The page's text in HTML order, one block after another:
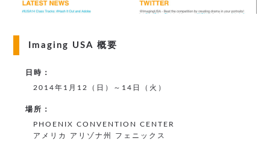
Imaging USA 概要
日時：
2014年1月12（日）～14日（火）
場所：
PHOENIX CONVENTION CENTER
アメリカ アリゾナ州 フェニックス